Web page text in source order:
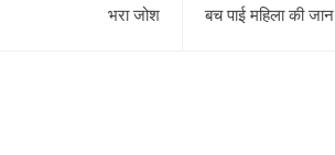
भरा जोश
बच पाई महिला की जान